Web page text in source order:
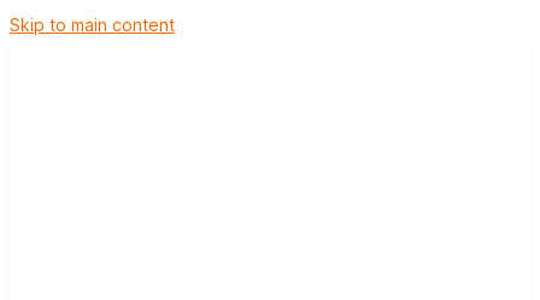
Skip to main content